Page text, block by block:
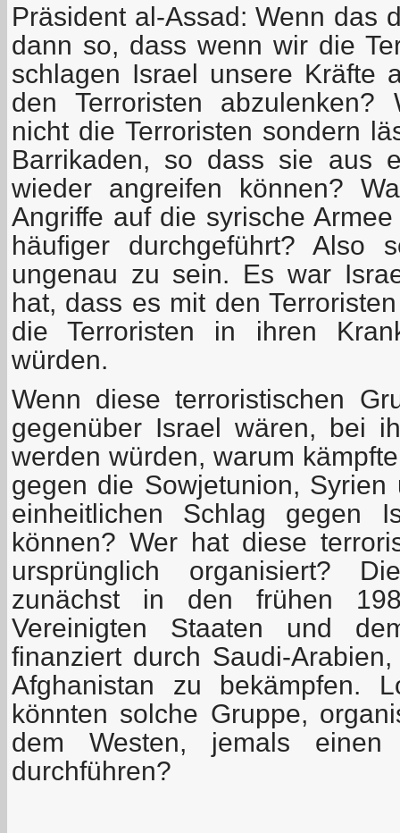
Präsident al-Assad: Wenn das
dann so, dass wenn wir die
schlagen Israel unsere Kräfte
den Terroristen abzulenken?
nicht die Terroristen sondern
Barrikaden, so dass sie aus
wieder angreifen können?
Angriffe auf die syrische
häufiger durchgeführt? Also
ungenau zu sein. Es war
hat, dass es mit den
die Terroristen in ihren
würden.
Wenn diese terroristischen
gegenüber Israel wären, bei
werden würden, warum
gegen die Sowjetunion,
einheitlichen Schlag gegen
können? Wer hat diese
ursprünglich organisiert?
zunächst in den frühen
Vereinigten Staaten und
finanziert durch Saudi-
Afghanistan zu bekämpfen.
könnten solche Gruppe,
dem Westen, jemals
durchführen?